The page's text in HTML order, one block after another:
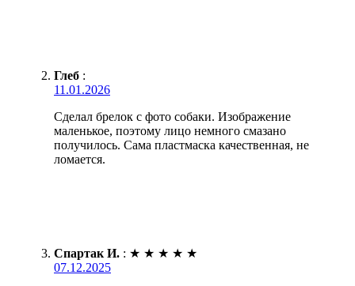
Глеб :
11.01.2026
Сделал брелок с фото собаки. Изображение
маленькое, поэтому лицо немного смазано
получилось. Сама пластмаска качественная, не
ломается.
Спартак И. : ★ ★ ★ ★ ★
07.12.2025